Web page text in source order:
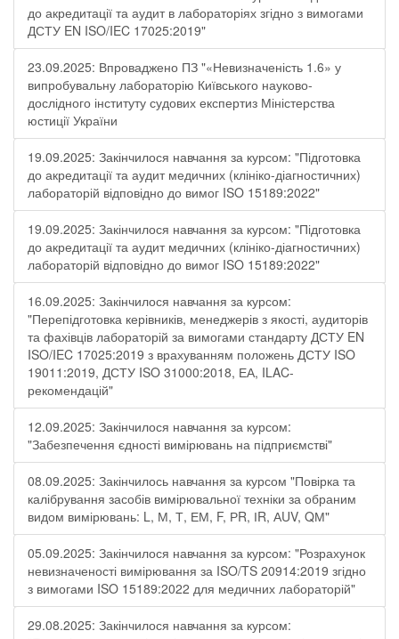
до акредитації та аудит в лабораторіях згідно з вимогами
ДСТУ EN ISO/IEC 17025:2019"
23.09.2025: Впроваджено ПЗ "«Невизначеність 1.6» у
випробувальну лабораторію Київського науково-
дослідного інституту судових експертиз Міністерства
юстиції України
19.09.2025: Закінчилося навчання за курсом: "Підготовка
до акредитації та аудит медичних (клініко-діагностичних)
лабораторій відповідно до вимог ISO 15189:2022"
19.09.2025: Закінчилося навчання за курсом: "Підготовка
до акредитації та аудит медичних (клініко-діагностичних)
лабораторій відповідно до вимог ISO 15189:2022"
16.09.2025: Закінчилося навчання за курсом:
"Перепідготовка керівників, менеджерів з якості, аудиторів
та фахівців лабораторій за вимогами стандарту ДСТУ EN
ISO/IEC 17025:2019 з врахуванням положень ДСТУ ISO
19011:2019, ДСТУ ISO 31000:2018, ЕА, ILAC-
рекомендацій"
12.09.2025: Закінчилося навчання за курсом:
"Забезпечення єдності вимірювань на підприємстві"
08.09.2025: Закінчилось навчання за курсом "Повірка та
калібрування засобів вимірювальної техніки за обраним
видом вимірювань: L, М, Т, ЕМ, F, РR, ІR, АUV, QМ"
05.09.2025: Закінчилося навчання за курсом: "Розрахунок
невизначеності вимірювання за ISO/TS 20914:2019 згідно
з вимогами ISO 15189:2022 для медичних лабораторій"
29.08.2025: Закінчилося навчання за курсом: